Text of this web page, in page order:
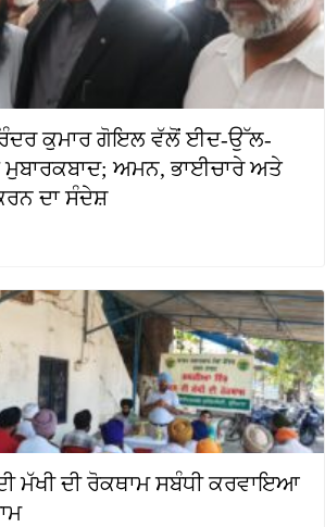
ਕੁਮਾਰ ਗੋਇਲ ਵੱਲੋਂ ਈਦ-ਉੱਲ-
ਮੁਬਾਰਕਬਾਦ; ਅਮਨ, ਭਾਈਚਾਰੇ ਅਤੇ
ਦਾ ਸੰਦੇਸ਼
ਮੱਖੀ ਦੀ ਰੋਕਥਾਮ ਸਬੰਧੀ ਕਰਵਾਇਆ